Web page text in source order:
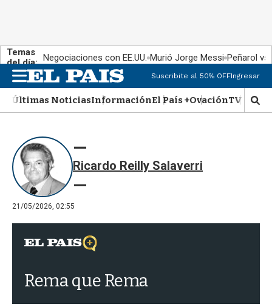
Temas
del día: Negociaciones con EE.UU. Murió Jorge Messi Peñarol
n
u
Suscribite al 50% OFFIngresar
Últimas NoticiasInformaciónEl País +OvaciónTV Show
M
o
q
Ricardo Reilly Salaverri
21/05/2026, 02:55
Rema que Rema